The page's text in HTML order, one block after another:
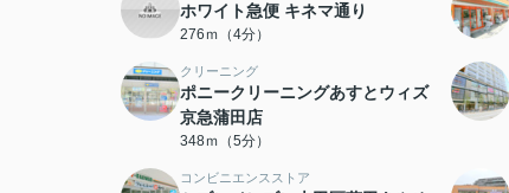
ホワイト急便 キネマ通り
276ｍ（4分）
クリーニング
ポニークリーニングあすとウィズ
京急蒲田店
348ｍ（5分）
コンビニエンスストア